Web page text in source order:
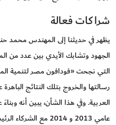
شراكات فعالة
يظهر في حديثنا إلى المهندس محمد
الجهود وتشابك الأيدي بين عدد من
التي نجحت «فودافون مصر لتنمية
رسالتها والخروج بتلك النتائج
العربية. وفي هذا الشأن، يبين أنه
عامي 2013 و 2014 مع